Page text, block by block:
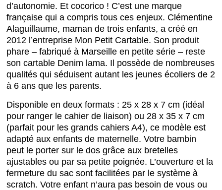
d’autonomie. Et cocorico ! C’est une marque
française qui a compris tous ces enjeux. Clémentine
Alaguillaume, maman de trois enfants, a créé en
2012 l’entreprise Mon Petit Cartable. Son produit
phare – fabriqué à Marseille en petite série – reste
son cartable Denim lama. Il possède de nombreuses
qualités qui séduisent autant les jeunes écoliers de 2
à 6 ans que les parents.
Disponible en deux formats : 25 x 28 x 7 cm (idéal
pour ranger le cahier de liaison) ou 28 x 35 x 7 cm
(parfait pour les grands cahiers A4), ce modèle est
adapté aux enfants de maternelle. Votre bambin
peut le porter sur le dos grâce aux bretelles
ajustables ou par sa petite poignée. L’ouverture et la
fermeture du sac sont facilitées par le système à
scratch. Votre enfant n’aura pas besoin de vous ou